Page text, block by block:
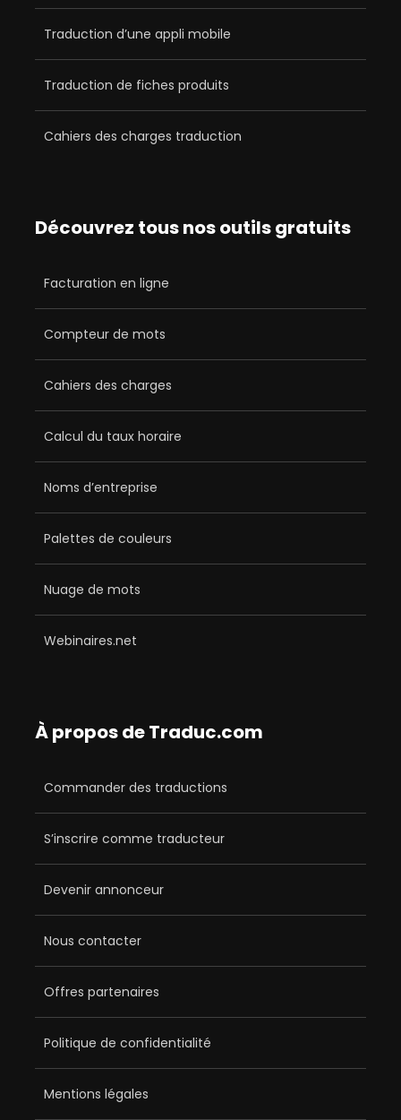
Traduction d’une appli mobile
Traduction de fiches produits
Cahiers des charges traduction
Découvrez tous nos outils gratuits
Facturation en ligne
Compteur de mots
Cahiers des charges
Calcul du taux horaire
Noms d’entreprise
Palettes de couleurs
Nuage de mots
Webinaires.net
À propos de Traduc.com
Commander des traductions
S’inscrire comme traducteur
Devenir annonceur
Nous contacter
Offres partenaires
Politique de confidentialité
Mentions légales